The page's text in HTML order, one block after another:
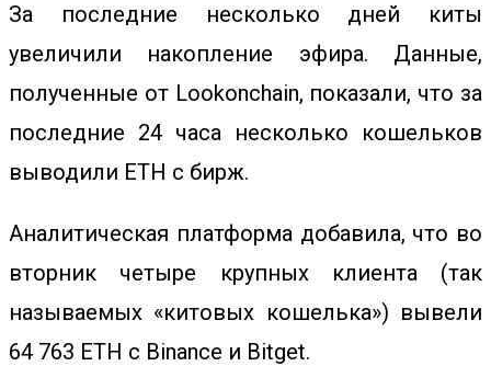
За последние несколько дней киты
увеличили накопление эфира. Данные,
полученные от Lookonchain, показали, что за
последние 24 часа несколько кошельков
выводили ETH с бирж.
Аналитическая платформа добавила, что во
вторник четыре крупных клиента (так
называемых «китовых кошелька») вывели
64 763 ETH с Binance и Bitget.